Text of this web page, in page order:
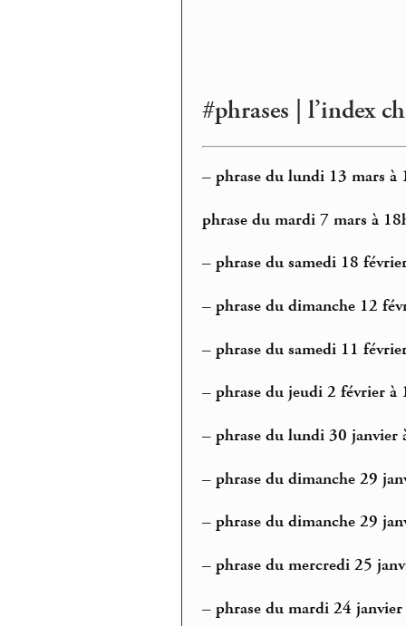
#phrases | l’index
– phrase du lundi 13 mars à
phrase du mardi 7 mars à
– phrase du samedi 18
– phrase du dimanche 12
– phrase du samedi 11
– phrase du jeudi 2 février à
– phrase du lundi 30 janvier
– phrase du dimanche 29
– phrase du dimanche 29
– phrase du mercredi 25
– phrase du mardi 24